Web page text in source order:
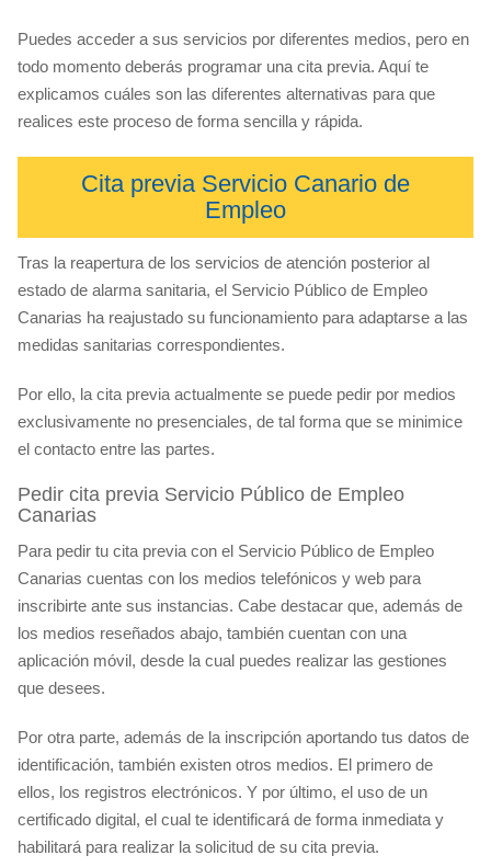
Puedes acceder a sus servicios por diferentes medios, pero en
todo momento deberás programar una cita previa. Aquí te
explicamos cuáles son las diferentes alternativas para que
realices este proceso de forma sencilla y rápida.
Cita previa Servicio Canario de
Empleo
Tras la reapertura de los servicios de atención posterior al
estado de alarma sanitaria, el Servicio Público de Empleo
Canarias ha reajustado su funcionamiento para adaptarse a las
medidas sanitarias correspondientes.
Por ello, la cita previa actualmente se puede pedir por medios
exclusivamente no presenciales, de tal forma que se minimice
el contacto entre las partes.
Pedir cita previa Servicio Público de Empleo
Canarias
Para pedir tu cita previa con el Servicio Público de Empleo
Canarias cuentas con los medios telefónicos y web para
inscribirte ante sus instancias. Cabe destacar que, además de
los medios reseñados abajo, también cuentan con una
aplicación móvil, desde la cual puedes realizar las gestiones
que desees.
Por otra parte, además de la inscripción aportando tus datos de
identificación, también existen otros medios. El primero de
ellos, los registros electrónicos. Y por último, el uso de un
certificado digital, el cual te identificará de forma inmediata y
habilitará para realizar la solicitud de su cita previa.